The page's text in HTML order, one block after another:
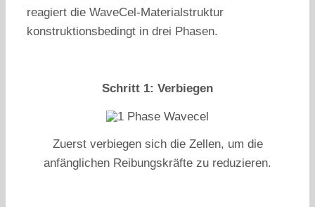
reagiert die WaveCel-Materialstruktur
konstruktionsbedingt in drei Phasen.
Schritt 1: Verbiegen
Zuerst verbiegen sich die Zellen, um die
anfänglichen Reibungskräfte zu reduzieren.